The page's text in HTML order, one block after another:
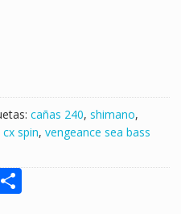
cañas 240, shimano,
spin, vengeance sea bass
S